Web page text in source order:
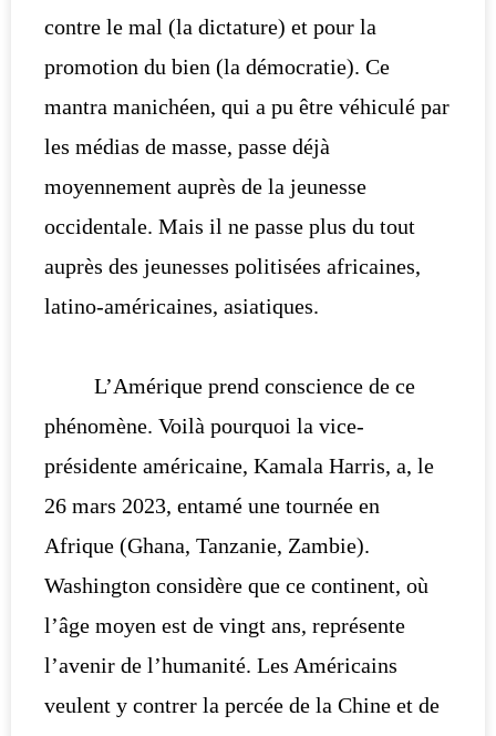
contre le mal (la dictature) et pour la
promotion du bien (la démocratie). Ce
mantra manichéen, qui a pu être véhiculé par
les médias de masse, passe déjà
moyennement auprès de la jeunesse
occidentale. Mais il ne passe plus du tout
auprès des jeunesses politisées africaines,
latino-américaines, asiatiques.
L’Amérique prend conscience de ce
phénomène. Voilà pourquoi la vice-
présidente américaine, Kamala Harris, a, le
26 mars 2023, entamé une tournée en
Afrique (Ghana, Tanzanie, Zambie).
Washington considère que ce continent, où
l’âge moyen est de vingt ans, représente
l’avenir de l’humanité. Les Américains
veulent y contrer la percée de la Chine et de